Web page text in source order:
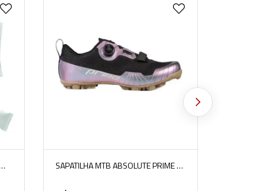
SAPATILHA MTB ABSOLUTE PRIME 5